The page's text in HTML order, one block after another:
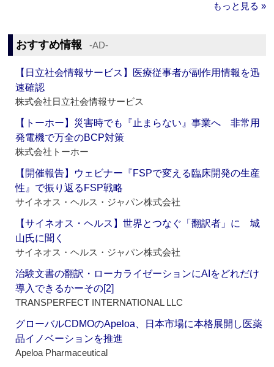
もっと見る »
おすすめ情報 ‐AD‐
【日立社会情報サービス】医療従事者が副作用情報を迅
速確認
株式会社日立社会情報サービス
【トーホー】災害時でも『止まらない』事業へ 非常用
発電機で万全のBCP対策
株式会社トーホー
【開催報告】ウェビナー『FSPで変える臨床開発の生産
性』で振り返るFSP戦略
サイネオス・ヘルス・ジャパン株式会社
【サイネオス・ヘルス】世界とつなぐ「翻訳者」に 城
山氏に聞く
サイネオス・ヘルス・ジャパン株式会社
治験文書の翻訳・ローカライゼーションにAIをどれだけ
導入できるかーその[2]
TRANSPERFECT INTERNATIONAL LLC
グローバルCDMOのApeloa、日本市場に本格展開し医薬
品イノベーションを推進
Apeloa Pharmaceutical